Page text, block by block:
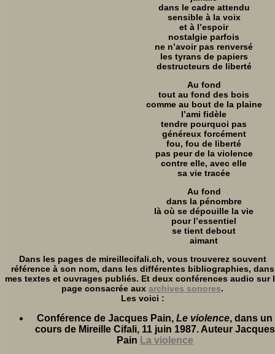
dans le cadre attendu
sensible à la voix
et à l’espoir
nostalgie parfois
ne n’avoir pas renversé
les tyrans de papiers
destructeurs de liberté
Au fond
tout au fond des bois
comme au bout de la plaine
l’ami fidèle
tendre pourquoi pas
généreux forcément
fou, fou de liberté
pas peur de la violence
contre elle, avec elle
sa vie tracée
Au fond
dans la pénombre
là où se dépouille la vie
pour l’essentiel
se tient debout
aimant
Dans les pages de mireillecifali.ch, vous trouverez souvent
référence à son nom, dans les différentes bibliographies, dans
mes textes et ouvrages publiés. Et deux conférences audio sur
page consacrée aux archives sonores.
Les voici :
Conférence de Jacques Pain, Le violence, dans un
cours de Mireille Cifali, 11 juin 1987. Auteur Jacques
Pain La violence